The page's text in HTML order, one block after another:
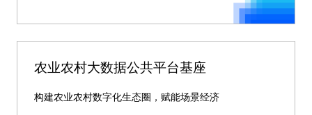
农业农村大数据公共平台基座
构建农业农村数字化生态圈，赋能场景经济